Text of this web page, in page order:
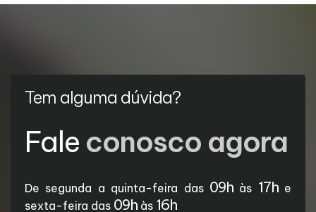
Tem alguma dúvida?
Fale conosco agora
De segunda a quinta-feira das 09hàs 17he
sexta-feira das 09h às 16h